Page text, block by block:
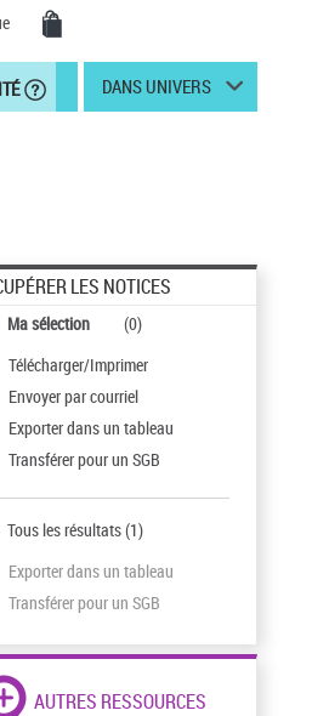
DANS UNIVERS
LES NOTICES
Ma sélection (0)
Télécharger/Imprimer
Envoyer par courriel
Exporter dans un tableau
Transférer pour un SGB
Tous les résultats(1)
Exporter dans un tableau
Transférer pour un SGB
AUTRES RESSOURCES